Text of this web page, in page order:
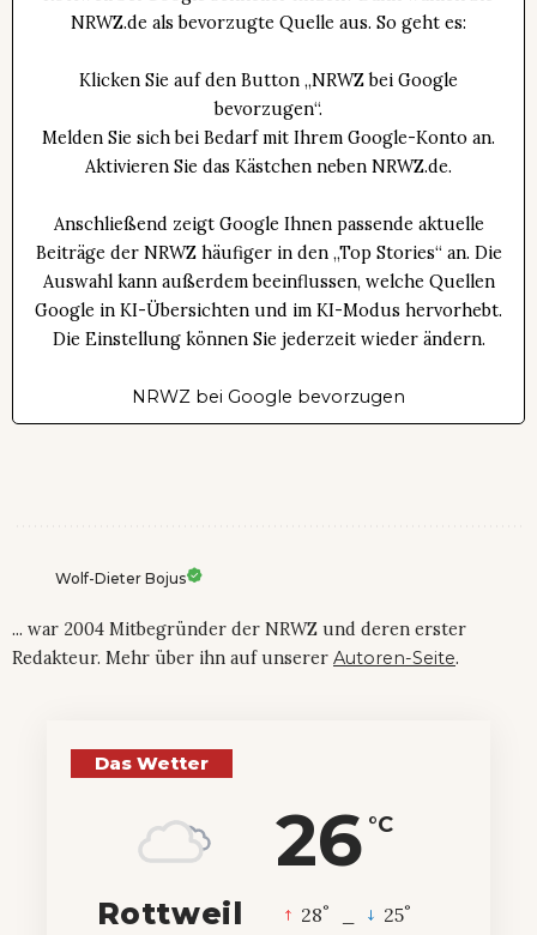
NRWZ.de als bevorzugte Quelle aus. So geht es:
Klicken Sie auf den Button „NRWZ bei Google
bevorzugen“.
Melden Sie sich bei Bedarf mit Ihrem Google-Konto an.
Aktivieren Sie das Kästchen neben NRWZ.de.
Anschließend zeigt Google Ihnen passende aktuelle
Beiträge der NRWZ häufiger in den „Top Stories“ an. Die
Auswahl kann außerdem beeinflussen, welche Quellen
Google in KI-Übersichten und im KI-Modus hervorhebt.
Die Einstellung können Sie jederzeit wieder ändern.
NRWZ bei Google bevorzugen
Wolf-Dieter Bojus
... war 2004 Mitbegründer der NRWZ und deren erster
Redakteur. Mehr über ihn auf unserer Autoren-Seite.
Das Wetter
26 °C
Rottweil 28° 25°